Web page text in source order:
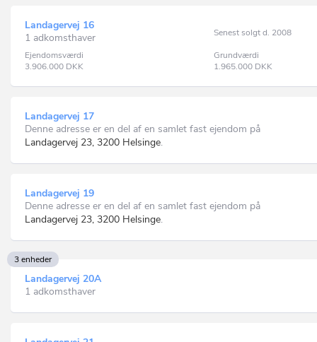
Landagervej 16
1 adkomsthaver
Senest solgt d. 2008
Ejendomsværdi
3.906.000 DKK
Grundværdi
1.965.000 DKK
Landagervej 17
Denne adresse er en del af en samlet fast ejendom på
Landagervej 23, 3200 Helsinge.
Landagervej 19
Denne adresse er en del af en samlet fast ejendom på
Landagervej 23, 3200 Helsinge.
3 enheder
Landagervej 20A
1 adkomsthaver